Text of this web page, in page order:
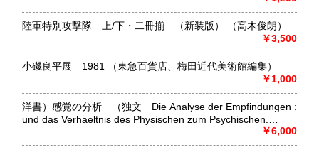
陸軍特別攻撃隊 上/下・二冊揃 （新装版） （高木俊朗）
￥3,500
小磯良平展 1981 （東急百貨店、梅田近代美術館編集）
￥1,000
洋書）感覚の分析 （独文 Die Analyse der Empfindungen :
und das Verhaeltnis des Physischen zum Psychischen.
ト・マッハ（Dr Ernst Mach）ドイツ語版）
￥6,000